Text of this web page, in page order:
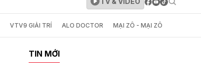
VTV9 GIẢI TRÍ ALO DOCTOR MẠI ZÔ - MẠI ZÔ
TIN MỚI